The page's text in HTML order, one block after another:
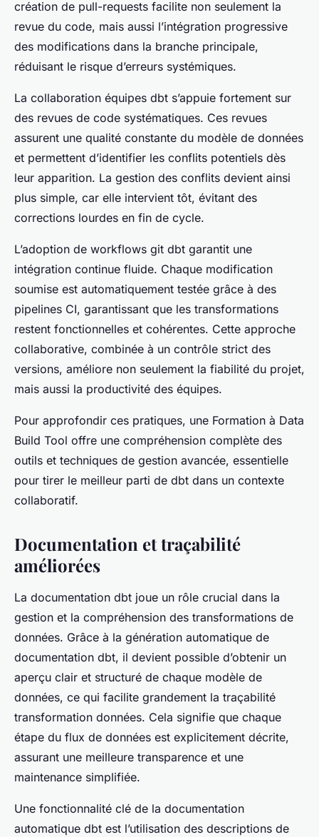
création de pull-requests facilite non seulement la
revue du code, mais aussi l’intégration progressive
des modifications dans la branche principale,
réduisant le risque d’erreurs systémiques.
La collaboration équipes dbt s’appuie fortement sur
des revues de code systématiques. Ces revues
assurent une qualité constante du modèle de données
et permettent d’identifier les conflits potentiels dès
leur apparition. La gestion des conflits devient ainsi
plus simple, car elle intervient tôt, évitant des
corrections lourdes en fin de cycle.
L’adoption de workflows git dbt garantit une
intégration continue fluide. Chaque modification
soumise est automatiquement testée grâce à des
pipelines CI, garantissant que les transformations
restent fonctionnelles et cohérentes. Cette approche
collaborative, combinée à un contrôle strict des
versions, améliore non seulement la fiabilité du projet,
mais aussi la productivité des équipes.
Pour approfondir ces pratiques, une Formation à Data
Build Tool offre une compréhension complète des
outils et techniques de gestion avancée, essentielle
pour tirer le meilleur parti de dbt dans un contexte
collaboratif.
Documentation et traçabilité
améliorées
La documentation dbt joue un rôle crucial dans la
gestion et la compréhension des transformations de
données. Grâce à la génération automatique de
documentation dbt, il devient possible d’obtenir un
aperçu clair et structuré de chaque modèle de
données, ce qui facilite grandement la traçabilité
transformation données. Cela signifie que chaque
étape du flux de données est explicitement décrite,
assurant une meilleure transparence et une
maintenance simplifiée.
Une fonctionnalité clé de la documentation
automatique dbt est l’utilisation des descriptions de